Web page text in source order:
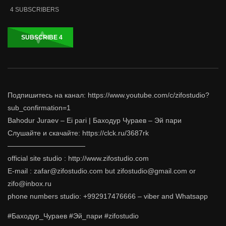
4 SUBSCRIBERS
SUBSCRIBE 4
Подпишитесь на канал: https://www.youtube.com/c/zifostudio?
sub_confirmation=1
Bahodur Juraev – Ei pari | Баходур Чураев – Эй пари
Слушайте и скачайте: https://clck.ru/3687rk
———————————
official site studio : http://www.zifostudio.com
E-mail : zafar@zifostudio.com but zifostudio@gmail.com or
zifo@inbox.ru
phone numbers studio: +992917476666 – viber and Whatsapp
#Баходур_Чураев #Эй_пари #zifostudio